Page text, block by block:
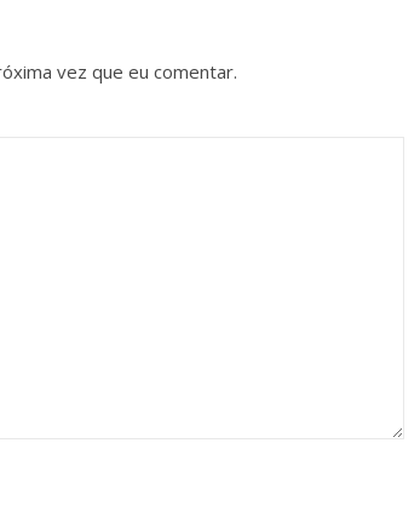
vez que eu comentar.